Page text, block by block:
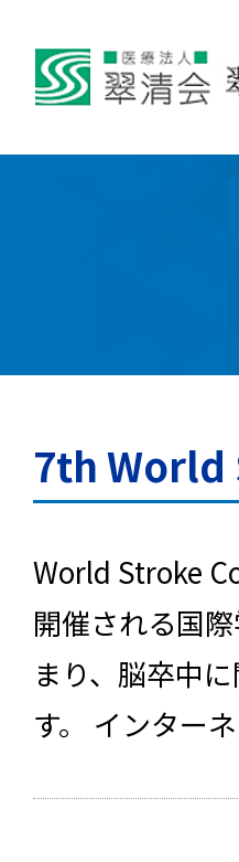
7th World
World Stroke
開催される国
まり、脳卒中
す。 インター